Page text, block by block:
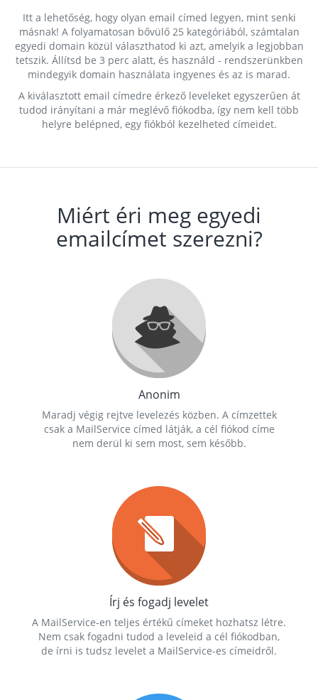
Itt a lehetőség, hogy olyan email címed legyen, mint senki
másnak! A folyamatosan bővülő 25 kategóriából, számtalan
egyedi domain közül választhatod ki azt, amelyik a legjobban
tetszik. Állítsd be 3 perc alatt, és használd - rendszerünkben
mindegyik domain használata ingyenes és az is marad.
A kiválasztott email címedre érkező leveleket egyszerűen át
tudod irányítani a már meglévő fiókodba, így nem kell több
helyre belépned, egy fiókból kezelheted címeidet.
Miért éri meg egyedi
emailcímet szerezni?
Anonim
Maradj végig rejtve levelezés közben. A címzettek
csak a MailService címed látják, a cél fiókod címe
nem derül ki sem most, sem később.
Írj és fogadj levelet
A MailService-en teljes értékű címeket hozhatsz létre.
Nem csak fogadni tudod a leveleid a cél fiókodban,
de írni is tudsz levelet a MailService-es címeidről.